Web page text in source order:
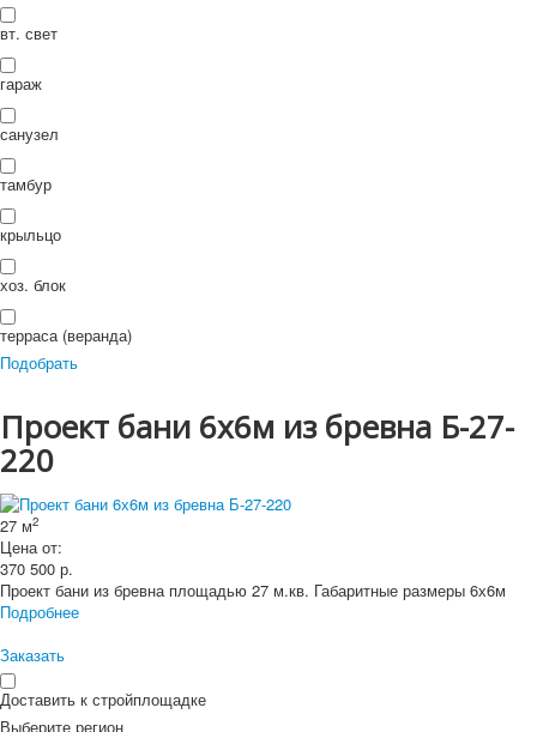
П
ои
ск
Искать...
вт. свет
гараж
санузел
тамбур
крыльцо
хоз. блок
терраса (веранда)
Подобрать
Проект бани 6х6м из бревна Б-27-
220
27 м2
Цена от:
370 500 р.
Проект бани из бревна площадью 27 м.кв. Габаритные размеры 6х6м
Подробнее
Заказать
Доставить к стройплощадке
Выберите регион